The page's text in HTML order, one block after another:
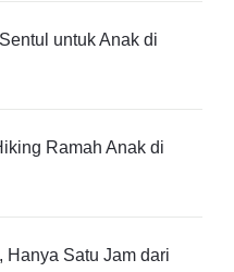
untuk Anak di
Ramah Anak di
Hanya Satu Jam dari